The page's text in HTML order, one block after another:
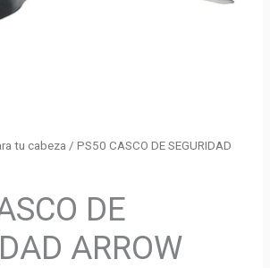
tu cabeza / PS50 CASCO DE SEGURIDAD
DE
ARROW